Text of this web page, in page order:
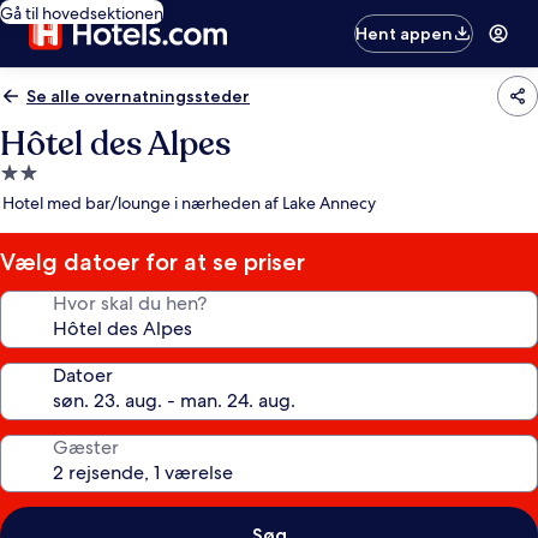
Gå til hovedsektionen
Hent appen
Se alle overnatningssteder
Hôtel des Alpes
2.0-
stjernet
Hotel med bar/lounge i nærheden af Lake Annecy
Vælg datoer for at se priser
Hvor skal du hen?
Datoer
Gæster